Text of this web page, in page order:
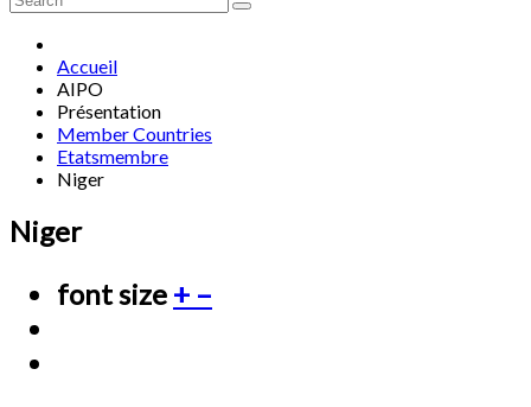
Accueil
AIPO
Présentation
Member Countries
Etatsmembre
Niger
Niger
font size + –